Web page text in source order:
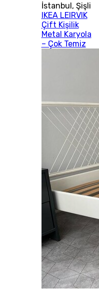
İstanbul, Şişli
IKEA LEIRVIK
Çift Kişilik
Metal Karyola
– Çok Temiz